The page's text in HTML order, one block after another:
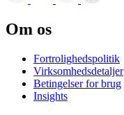
Om os
Fortrolighedspolitik
Virksomhedsdetaljer
Betingelser for brug
Insights